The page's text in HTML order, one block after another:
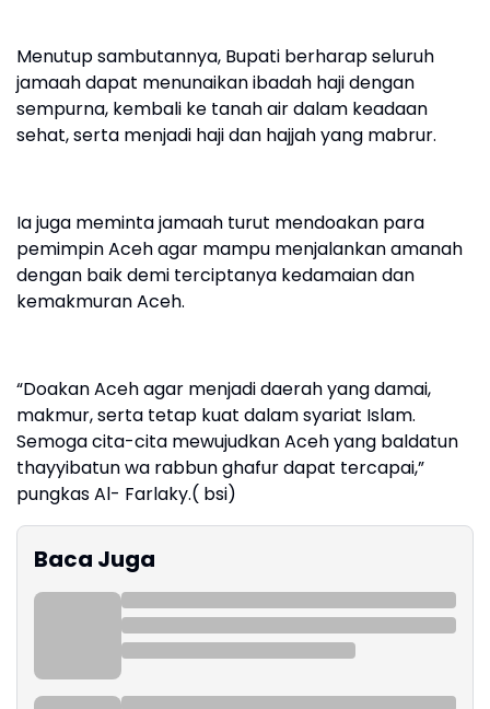
Menutup sambutannya, Bupati berharap seluruh
jamaah dapat menunaikan ibadah haji dengan
sempurna, kembali ke tanah air dalam keadaan
sehat, serta menjadi haji dan hajjah yang mabrur.
Ia juga meminta jamaah turut mendoakan para
pemimpin Aceh agar mampu menjalankan amanah
dengan baik demi terciptanya kedamaian dan
kemakmuran Aceh.
“Doakan Aceh agar menjadi daerah yang damai,
makmur, serta tetap kuat dalam syariat Islam.
Semoga cita-cita mewujudkan Aceh yang baldatun
thayyibatun wa rabbun ghafur dapat tercapai,”
pungkas Al- Farlaky.( bsi)
Baca Juga